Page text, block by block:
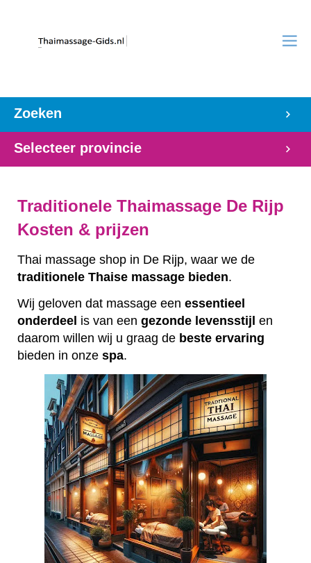
Zoeken
Selecteer provincie
Traditionele Thaimassage De Rijp
Kosten & prijzen
Thai massage shop in De Rijp, waar we de
traditionele Thaise massage bieden.
Wij geloven dat massage een essentieel
onderdeel is van een gezonde levensstijl en
daarom willen wij u graag de beste ervaring
bieden in onze spa.